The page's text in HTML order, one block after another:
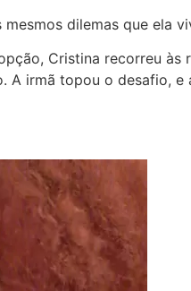
dilemas que ela
Cristina recorreu
A irmã topou o desafio,